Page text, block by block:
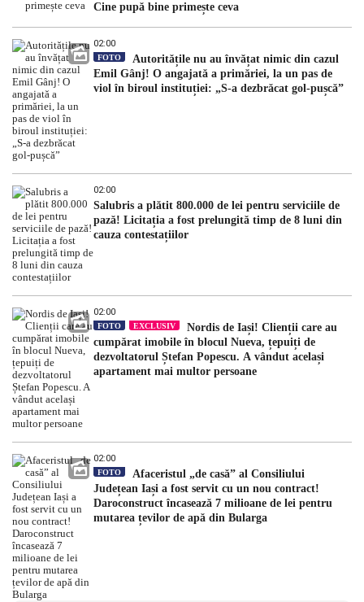
Cine pupă bine primește ceva
02:00
FOTO
Autoritățile nu au învățat nimic din cazul
Emil Gânj! O angajată a primăriei, la un pas de
viol în biroul instituției: „S-a dezbrăcat gol-pușcă”
02:00
Salubris a plătit 800.000 de lei pentru serviciile de
pază! Licitația a fost prelungită timp de 8 luni din
cauza contestațiilor
02:00
FOTO EXCLUSIV
Nordis de Iași! Clienții care au
cumpărat imobile în blocul Nueva, țepuiți de
dezvoltatorul Ștefan Popescu. A vândut același
apartament mai multor persoane
02:00
FOTO
Afaceristul „de casă” al Consiliului
Județean Iași a fost servit cu un nou contract!
Daroconstruct încasează 7 milioane de lei pentru
mutarea țevilor de apă din Bularga